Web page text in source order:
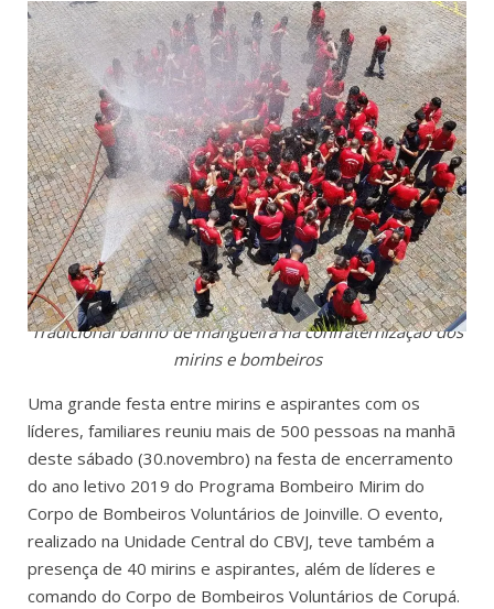
Tradicional banho de mangueira na confraternização dos
mirins e bombeiros
Uma grande festa entre mirins e aspirantes com os
líderes, familiares reuniu mais de 500 pessoas na manhã
deste sábado (30.novembro) na festa de encerramento
do ano letivo 2019 do Programa Bombeiro Mirim do
Corpo de Bombeiros Voluntários de Joinville. O evento,
realizado na Unidade Central do CBVJ, teve também a
presença de 40 mirins e aspirantes, além de líderes e
comando do Corpo de Bombeiros Voluntários de Corupá.